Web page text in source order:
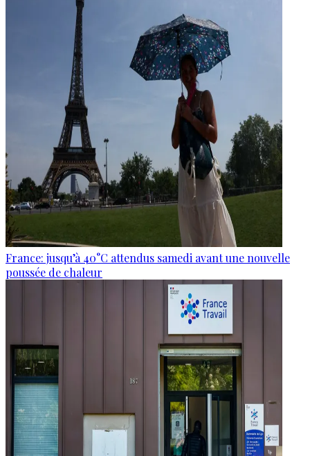
France: jusqu’à 40°C attendus samedi avant une nouvelle
poussée de chaleur